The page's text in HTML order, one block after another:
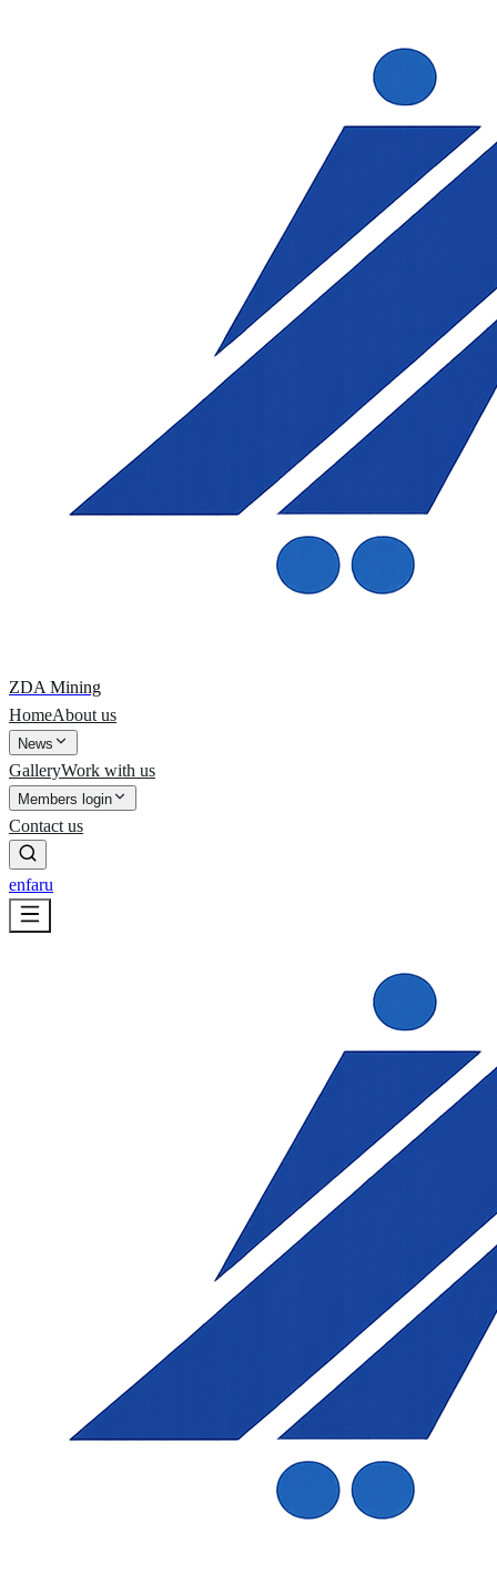
ZDA Mining
HomeAbout us
News
GalleryWork with us
Members login
Contact us
enfaru